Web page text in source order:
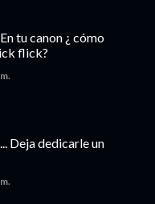
tu canon ¿ cómo
flick?
Deja dedicarle un